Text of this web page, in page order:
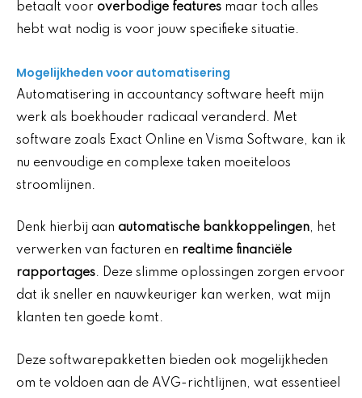
betaalt voor overbodige features maar toch alles
hebt wat nodig is voor jouw specifieke situatie.
Mogelijkheden voor automatisering
Automatisering in accountancy software heeft mijn
werk als boekhouder radicaal veranderd. Met
software zoals Exact Online en Visma Software, kan ik
nu eenvoudige en complexe taken moeiteloos
stroomlijnen.
Denk hierbij aan automatische bankkoppelingen, het
verwerken van facturen en realtime financiële
rapportages. Deze slimme oplossingen zorgen ervoor
dat ik sneller en nauwkeuriger kan werken, wat mijn
klanten ten goede komt.
Deze softwarepakketten bieden ook mogelijkheden
om te voldoen aan de AVG-richtlijnen, wat essentieel